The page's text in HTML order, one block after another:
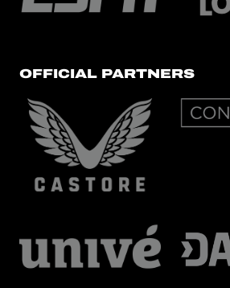
OFFICIAL PARTNERS